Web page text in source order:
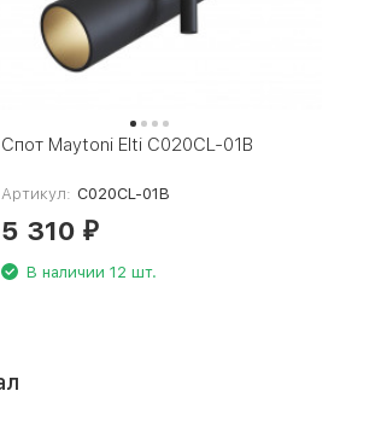
Спот Maytoni Elti C020CL-01B
Артикул: C020CL-01B
5 310 ₽
В наличии 12 шт.